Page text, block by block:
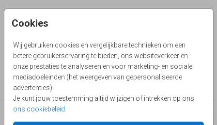
Cookies
Wij gebruiken cookies en vergelijkbare technieken om een
betere gebruikerservaring te bieden, ons websiteverkeer en
onze prestaties te analyseren en voor marketing- en sociale
mediadoeleinden (het weergeven van gepersonaliseerde
advertenties).
Je kunt jouw toestemming altijd wijzigen of intrekken op ons
ons cookiebeleid
Velvet oranje look jubileum 40 jaar getrouwd uitnodiging
met bloem en goudfolie look.
Lievez
Collectie